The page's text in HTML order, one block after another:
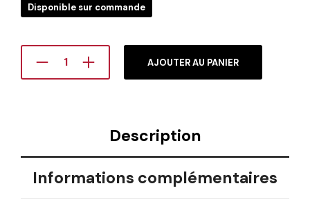
Disponible sur commande
AJOUTER AU PANIER
Description
Informations complémentaires